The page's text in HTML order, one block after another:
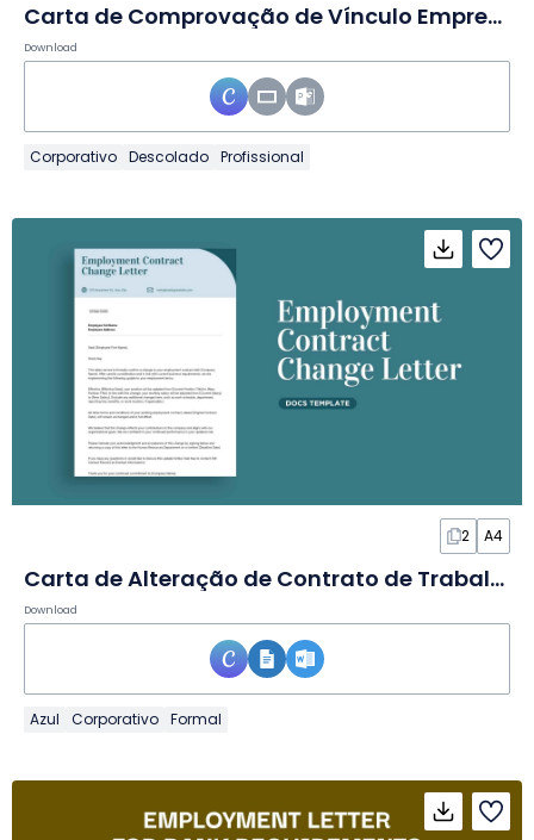
Carta de Comprovação de Vínculo Empregatício para Visto em Slides
Download
Corporativo Descolado Profissional
2 A4
Carta de Alteração de Contrato de Trabalho em Documento
Download
Azul Corporativo Formal